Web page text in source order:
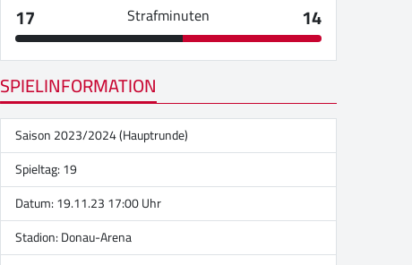
17
Strafminuten 14
SPIELINFORMATION
Saison 2023/2024 (Hauptrunde)
Spieltag: 19
Datum: 19.11.23 17:00 Uhr
Stadion:Donau-Arena